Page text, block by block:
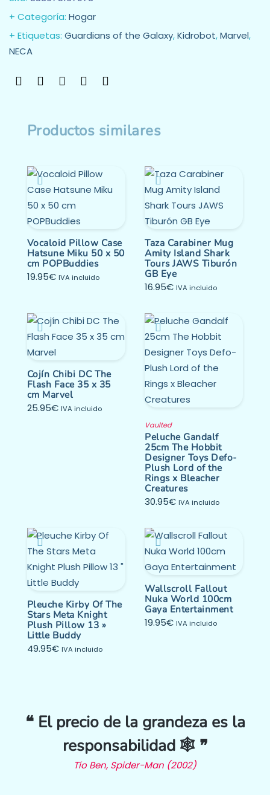
Categoría: Hogar
Etiquetas: Guardians of the Galaxy,Kidrobot,Marvel,
NECA
Productos similares
Vocaloid Pillow Case
Hatsune Miku 50 x 50
cm POPBuddies
19.95€ IVA incluido
Taza Carabiner Mug
Amity Island Shark
Tours JAWS Tiburón
GB Eye
16.95€ IVA incluido
Cojín Chibi DC The
Flash Face 35 x 35
cm Marvel
25.95€ IVA incluido
Vaulted
Peluche Gandalf
25cm The Hobbit
Designer Toys Defo-
Plush Lord of the
Rings x Bleacher
Creatures
30.95€ IVA incluido
Pleuche Kirby Of The
Stars Meta Knight
Plush Pillow 13 »
Little Buddy
49.95€ IVA incluido
Wallscroll Fallout
Nuka World 100cm
Gaya Entertainment
19.95€ IVA incluido
❝ El precio de la grandeza es la
responsabilidad 🕸️ ❞
Tío Ben, Spider-Man (2002)